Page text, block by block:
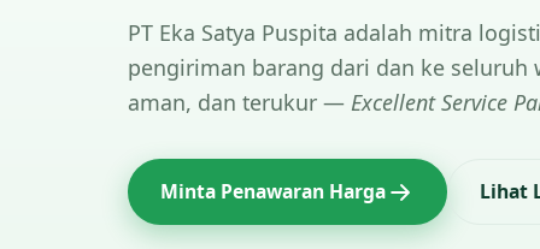
PT Eka Satya Puspita adalah mitra
pengiriman barang dari dan ke seluruh
aman, dan terukur — Excellent Service
Minta Penawaran Harga Lihat